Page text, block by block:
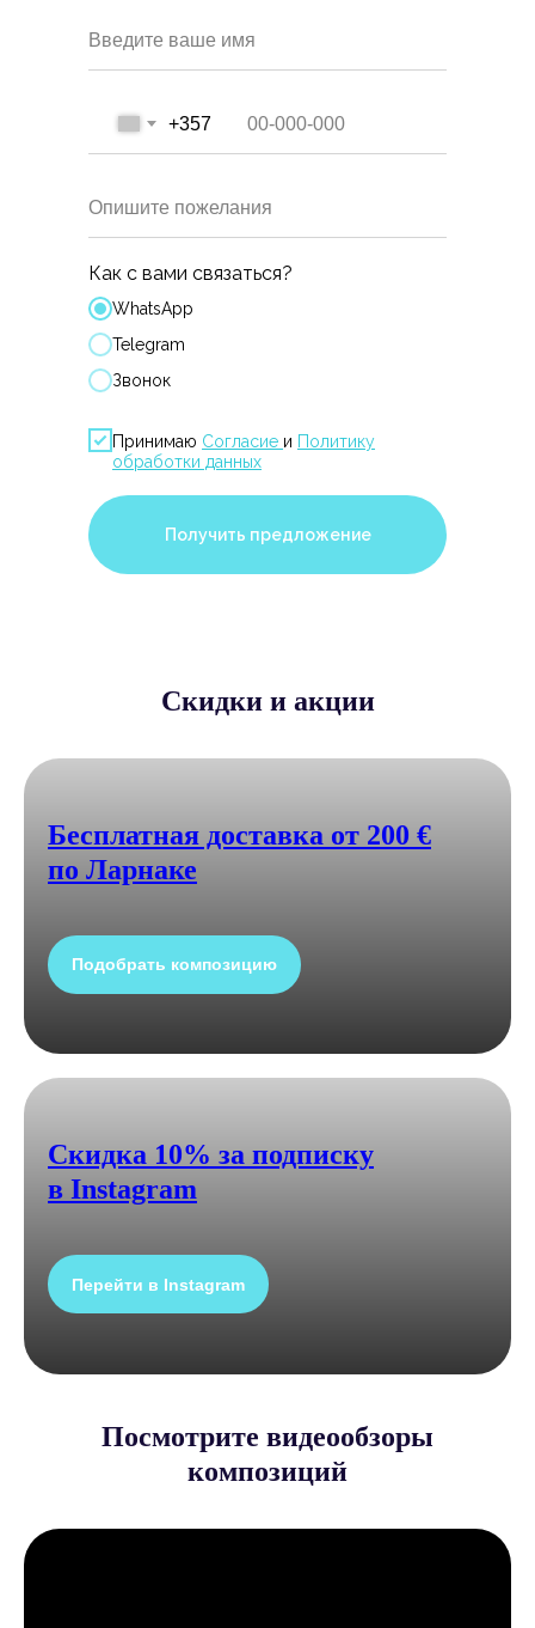
Введите ваше имя
+357
Опишите пожелания
Как с вами связаться?
WhatsApp
Telegram
Звонок
Принимаю Согласие и Политику
обработки данных
Получить предложение
Скидки и акции
Бесплатная доставка от 200 €
по Ларнаке
Подобрать композицию
Скидка 10% за подписку
в Instagram
Перейти в Instagram
Посмотрите видеообзоры
композиций